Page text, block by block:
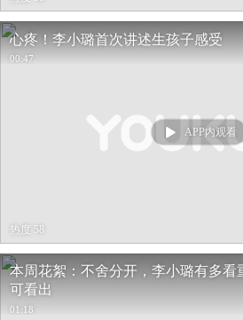
心疼！李小璐首次讲述生孩子感受
00:47
APP内观看
热度 58
本周花絮：不舍分开，李小璐有多看
可看出
01:18